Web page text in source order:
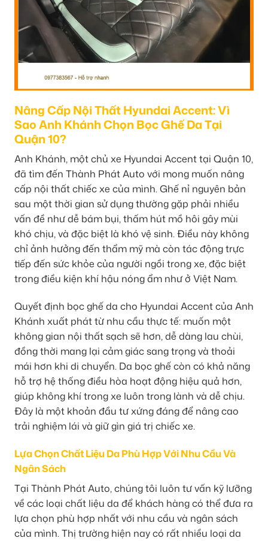
Nâng Cấp Nội Thất Hyundai Accent: Vì
Sao Anh Khánh Chọn Bọc Ghế Da Tại
Quận 10?
Anh Khánh, một chủ xe Hyundai Accent tại Quận 10,
đã tìm đến Thành Phát Auto với mong muốn nâng
cấp nội thất chiếc xe của mình. Ghế nỉ nguyên bản
sau một thời gian sử dụng thường gặp phải nhiều
vấn đề như dễ bám bụi, thấm hút mồ hôi gây mùi
khó chịu, và đặc biệt là khó vệ sinh. Điều này không
chỉ ảnh hưởng đến thẩm mỹ mà còn tác động trực
tiếp đến sức khỏe của người ngồi trong xe, đặc biệt
trong điều kiện khí hậu nóng ẩm như ở Việt Nam.
Quyết định bọc ghế da cho Hyundai Accent của Anh
Khánh xuất phát từ nhu cầu thực tế: muốn một
không gian nội thất sạch sẽ hơn, dễ dàng lau chùi,
đồng thời mang lại cảm giác sang trọng và thoải
mái hơn khi di chuyển. Da bọc ghế còn có khả năng
hỗ trợ hệ thống điều hòa hoạt động hiệu quả hơn,
giúp không khí trong xe luôn trong lành và dễ chịu.
Đây là một khoản đầu tư xứng đáng để nâng cao
trải nghiệm lái và giữ gìn giá trị chiếc xe.
Lựa Chọn Chất Liệu Da Phù Hợp Với Nhu Cầu Và
Ngân Sách
Tại Thành Phát Auto, chúng tôi luôn tư vấn kỹ lưỡng
về các loại chất liệu da để khách hàng có thể đưa ra
lựa chọn phù hợp nhất với nhu cầu và ngân sách
của mình. Thị trường hiện nay có rất nhiều loại da